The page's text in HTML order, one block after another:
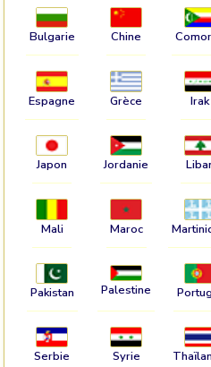
Bulgarie Chine
Espagne Grèce Irak
Japon Jordanie
Mali Maroc
Pakistan Palestine
Serbie Syrie